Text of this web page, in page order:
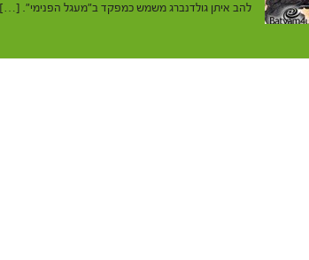
להב איתן גולדנברג משמש כמפקד ב"מעגל הפנימי". […]